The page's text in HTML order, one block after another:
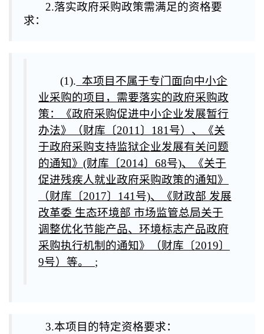
2.落实政府采购政策需满足的资格要
求：
(1). 本项目不属于专门面向中小企
业采购的项目，需要落实的政府采购政
策：《政府采购促进中小企业发展暂行
办法》（财库〔2011〕181号）、《关
于政府采购支持监狱企业发展有关问题
的通知》(财库〔2014〕68号)、《关于
促进残疾人就业政府采购政策的通知》
（财库〔2017〕141号)、《财政部 发展
改革委 生态环境部 市场监管总局关于
调整优化节能产品、环境标志产品政府
采购执行机制的通知》（财库〔2019〕
9号）等。
;
3.本项目的特定资格要求：